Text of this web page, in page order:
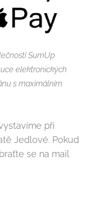
SumUp
elektronických
s maximálním
při
Jedlové. Pokud
se na mail